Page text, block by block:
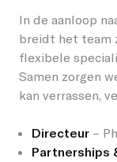
In de aanloop
breidt het team
flexibele
Samen zorgen
kan verrassen,
Directeur –
Partnerships